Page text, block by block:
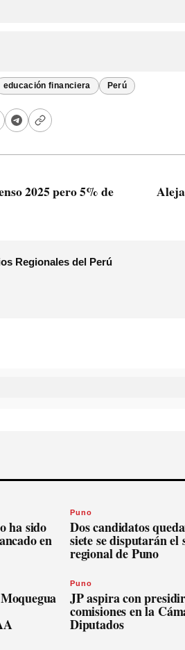
educación financiera Perú
2025 pero 5% de
Regionales del Perú
ha sido
en
Puno
Dos candidatos
siete se disputarán el
regional de Puno
Puno
JP aspira con
comisiones en la
Diputados